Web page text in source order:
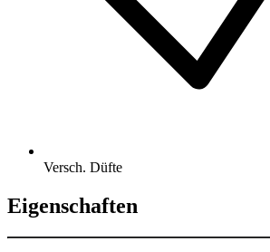
Versch. Düfte
Eigenschaften